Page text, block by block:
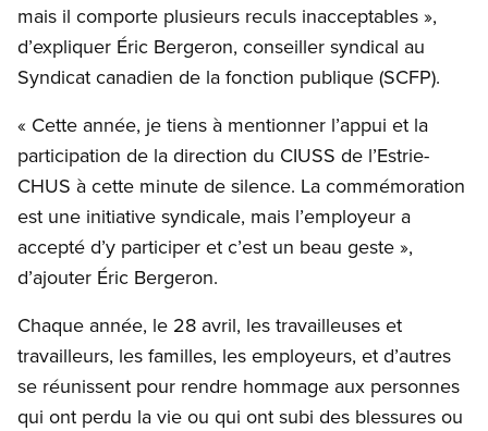
mais il comporte plusieurs reculs inacceptables »,
d’expliquer Éric Bergeron, conseiller syndical au
Syndicat canadien de la fonction publique (SCFP).
« Cette année, je tiens à mentionner l’appui et la
participation de la direction du CIUSS de l’Estrie-
CHUS à cette minute de silence. La commémoration
est une initiative syndicale, mais l’employeur a
accepté d’y participer et c’est un beau geste »,
d’ajouter Éric Bergeron.
Chaque année, le 28 avril, les travailleuses et
travailleurs, les familles, les employeurs, et d’autres
se réunissent pour rendre hommage aux personnes
qui ont perdu la vie ou qui ont subi des blessures ou